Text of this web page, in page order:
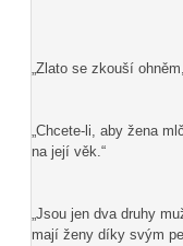
„Zlato se zkouší
„Chcete-li, aby žena
na její věk.“
„Jsou jen dva druhy
mají ženy díky svým